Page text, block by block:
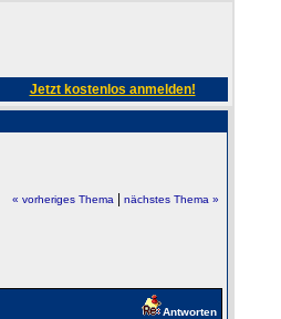
Jetzt kostenlos anmelden!
« vorheriges Thema| nächstes Thema »
Antworten